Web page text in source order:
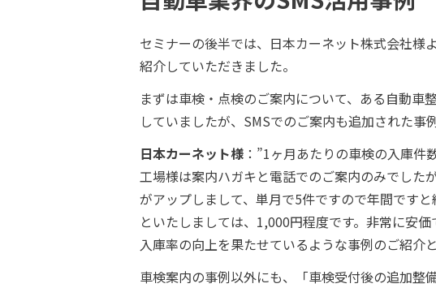
セミナーの後半では、日本カーネット株式会社様
紹介していただきました。
まずは車検・点検のご案内について、ある自動車
していましたが、SMSでのご案内も追加された事
日本カーネット様 ：”1ヶ月あたりの車検の入庫
工場様は案内ハガキと電話でのご案内のみでした
がアップしまして、単月で5件ですので年間です
といたしましては、1,000円程度です。非常に安
入庫率の向上を果たせているような事例のご紹介
車検案内の事例以外にも、「車検受付後の追加整